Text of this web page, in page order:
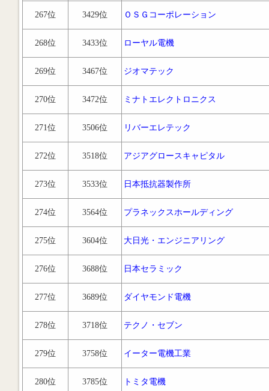
267位 3429位 ＯＳＧコーポレーション
268位 3433位 ローヤル電機
269位 3467位 ジオマテック
270位 3472位 ミナトエレクトロニクス
271位 3506位 リバーエレテック
272位 3518位 アジアグロースキャピタル
273位 3533位 日本抵抗器製作所
274位 3564位 プラネックスホールディング
275位 3604位 大日光・エンジニアリング
276位 3688位 日本セラミック
277位 3689位 ダイヤモンド電機
278位 3718位 テクノ・セブン
279位 3758位 イーター電機工業
280位 3785位 トミタ電機